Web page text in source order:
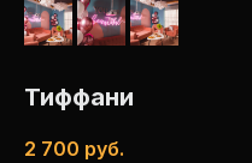
Тиффани
2 700 руб.